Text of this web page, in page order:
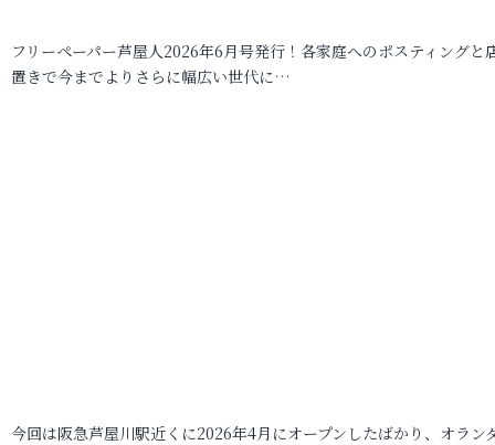
フリーペーパー芦屋人2026年6月号発行！各家庭へのポスティングと
置きで今までよりさらに幅広い世代に…
今回は阪急芦屋川駅近くに2026年4月にオープンしたばかり、オラン